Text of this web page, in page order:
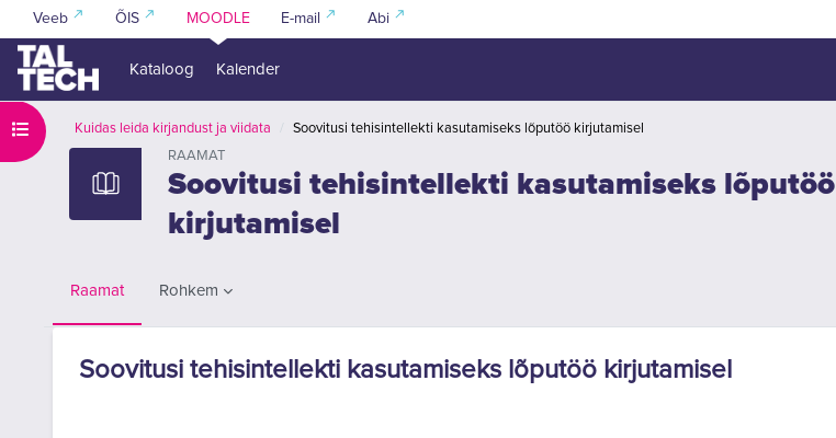
Jäta vahele peasisuni
Veeb ÕIS MOODLE E-mail Abi
Kataloog Kalender
Ava kursuse sisukord
Kuidas leida kirjandust ja viidata
Soovitusi tehisintellekti kasutamiseks lõputöö kirjutamisel
RAAMAT
Soovitusi tehisintellekti kasutamiseks lõputöö
kirjutamisel
Raamat Rohkem
Soovitusi tehisintellekti kasutamiseks lõputöö kirjutamisel